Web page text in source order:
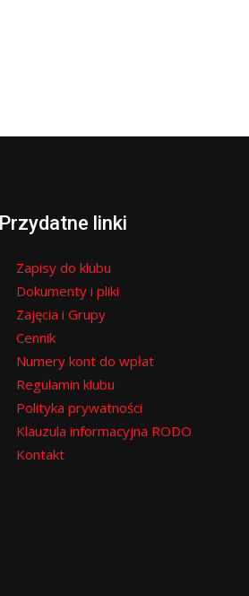
Przydatne linki
Zapisy do klubu
Dokumenty i pliki
Zajęcia i Grupy
Cennik
Numery kont do wpłat
Regulamin klubu
Polityka prywatności
Klauzula informacyjna RODO
Kontakt